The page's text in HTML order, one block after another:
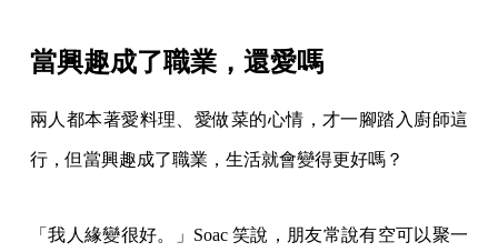
當興趣成了職業，還愛嗎
兩人都本著愛料理、愛做菜的心情，才一腳踏入廚師這
行，但當興趣成了職業，生活就會變得更好嗎？
「我人緣變很好。」Soac 笑說，朋友常說有空可以聚一